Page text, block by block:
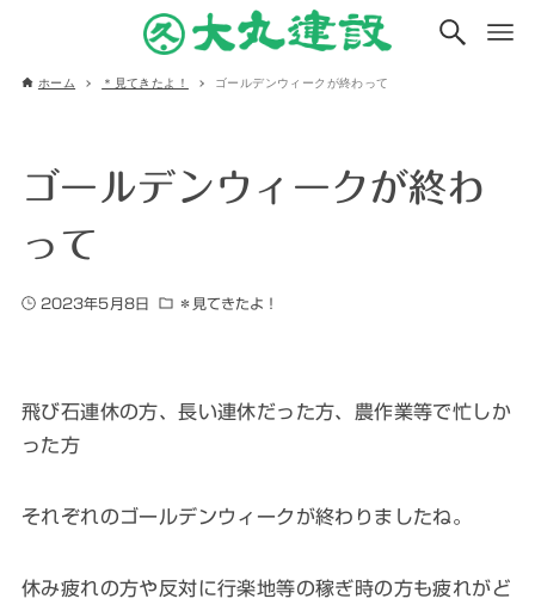
ホーム ＊見てきたよ！ ゴールデンウィークが終わって
ゴールデンウィークが終わ
って
2023年5月8日 ＊見てきたよ！
飛び石連休の方、長い連休だった方、農作業等で忙しか
った方
それぞれのゴールデンウィークが終わりましたね。
休み疲れの方や反対に行楽地等の稼ぎ時の方も疲れがど